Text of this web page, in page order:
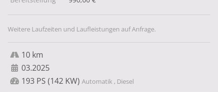
Weitere Laufzeiten und Laufleistungen auf Anfrage.
10 km
03.2025
193 PS (142 KW) Automatik , Diesel